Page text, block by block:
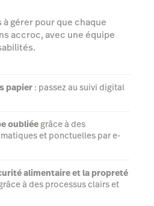
gérer pour que chaque
accroc, avec une équipe
papier : passez au suivi digital
oubliéegrâce à des
et ponctuelles par e-
alimentaire et la propreté
à des processus clairs et